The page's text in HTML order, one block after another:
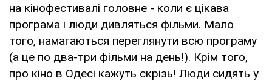
на кінофестивалі головне - коли є цікава
програма і люди дивляться фільми. Мало
того, намагаються переглянути всю програму
(а це по два-три фільми на день!). Крім того,
про кіно в Одесі кажуть скрізь! Люди сидять у